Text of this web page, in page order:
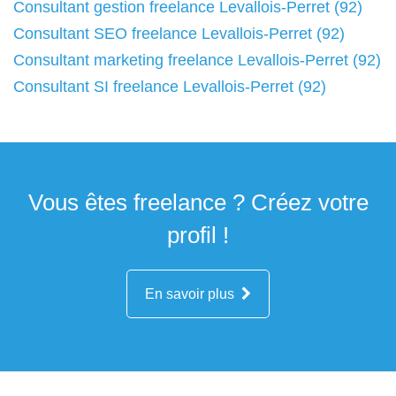
Consultant gestion freelance Levallois-Perret (92)
Consultant SEO freelance Levallois-Perret (92)
Consultant marketing freelance Levallois-Perret (92)
Consultant SI freelance Levallois-Perret (92)
Vous êtes freelance ? Créez votre
profil !
En savoir plus